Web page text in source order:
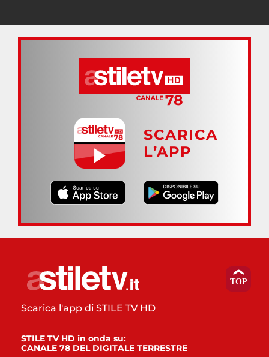
SCARICA
L’APP
Scarica l'app di STILE TV HD
STILE TV HD in onda su:
CANALE 78 DEL DIGITALE TERRESTRE